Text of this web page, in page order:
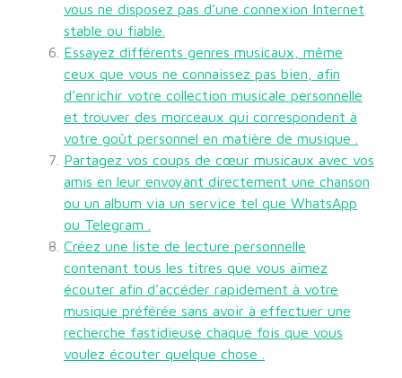
vous ne disposez pas d’une connexion Internet
stable ou fiable.
Essayez différents genres musicaux, même
ceux que vous ne connaissez pas bien, afin
d’enrichir votre collection musicale personnelle
et trouver des morceaux qui correspondent à
votre goût personnel en matière de musique .
Partagez vos coups de cœur musicaux avec vos
amis en leur envoyant directement une chanson
ou un album via un service tel que WhatsApp
ou Telegram .
Créez une liste de lecture personnelle
contenant tous les titres que vous aimez
écouter afin d’accéder rapidement à votre
musique préférée sans avoir à effectuer une
recherche fastidieuse chaque fois que vous
voulez écouter quelque chose .